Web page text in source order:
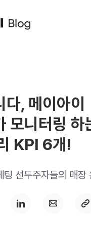
, 메이아이
모니터링 하
KPI 6개!
팅 선두주자들의 매장